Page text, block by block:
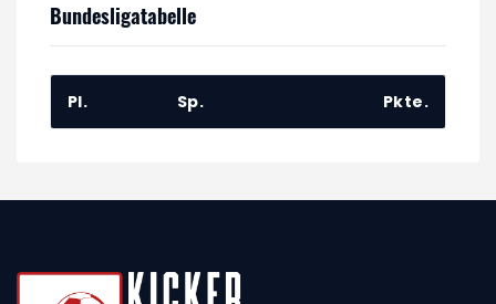
Bundesligatabelle
Pl. Sp. Pkte.